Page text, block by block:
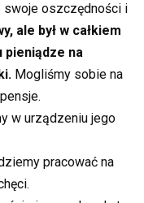
swoje oszczędności i
ale był w całkiem
pieniądze na
Mogliśmy sobie na
w urządzeniu jego
pracować na